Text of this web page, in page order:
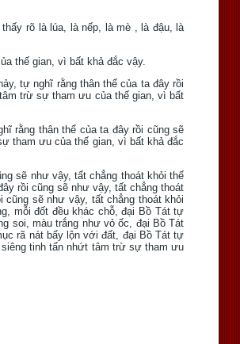
rõ là lúa, là nếp, là mè , là đậu, là
thế gian, vì bất khả đắc vậy.
tự nghĩ rằng thân thể của ta đây rồi
trừ sự tham ưu của thế gian, vì bất
rằng thân thể của ta đây rồi cũng sẽ
tham ưu của thế gian, vì bất khả đắc
sẽ như vậy, tất chẳng thoát khỏi thế
rồi cũng sẽ như vậy, tất chẳng thoát
sẽ như vậy, tất chẳng thoát khỏi
mỗi đốt đều khác chỗ, đại Bồ Tát tự
soi, màu trắng như vỏ ốc, đại Bồ Tát
rã nát bấy lộn với đất, đại Bồ Tát tự
siêng tinh tấn nhứt tâm trừ sự tham ưu